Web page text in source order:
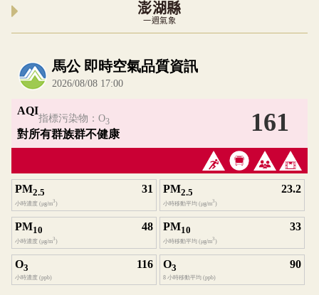
澎湖縣
一週氣象
內嵌空氣品質小工具為視覺預覽，完整即時空